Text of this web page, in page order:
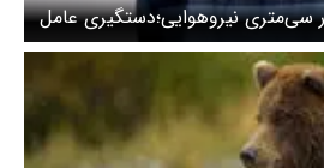
نیروهوایی؛دستگیری عامل